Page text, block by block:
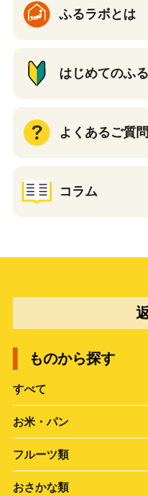
ふるラボとは
はじめてのふ
よくあるご質問
コラム
ものから探す
すべて
お米・パン
フルーツ類
おさかな類